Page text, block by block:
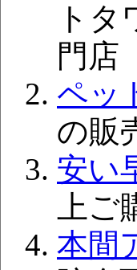
ト
門店
ペッ
の販
安い
上
本間